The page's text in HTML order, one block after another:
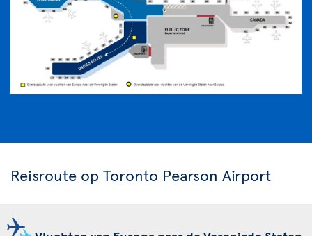
Reisroute op Toronto Pearson Airport